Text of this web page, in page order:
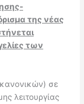
της νέας
των
σε
λειτουργίας